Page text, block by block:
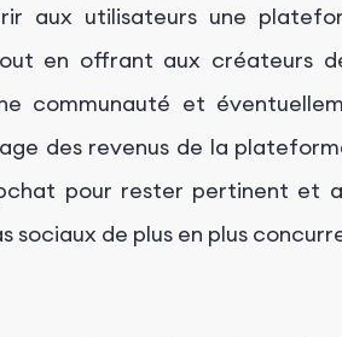
aux utilisateurs une
en offrant aux créateurs
communauté et
des revenus de la
pour rester pertinent et
sociaux de plus en plus